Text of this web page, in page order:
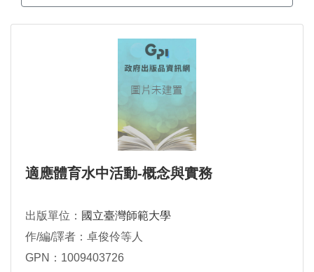
適應體育水中活動-概念與實務
出版單位： 國立臺灣師範大學
作/編/譯者：卓俊伶等人
GPN：1009403726